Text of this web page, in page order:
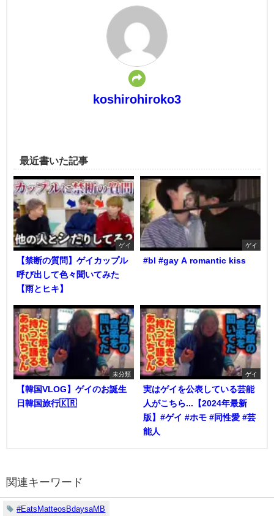
koshirohiroko3
最近書いた記事
ゲイ
【禁断の質問】ゲイカップル
呼び出して色々聞いてみた
【雨とヒキ】
ゲイ
#bl #gay A romantic kiss
未分類
【韓国VLOG】ゲイのお誕生
日韓国旅行🇰🇷
ゲイ
実はゲイを公表している芸能
人がこちら...【2024年最新
版】#ゲイ #ホモ #同性愛 #芸
能人
関連キーワード
#EatsMatteosBdaysaMB